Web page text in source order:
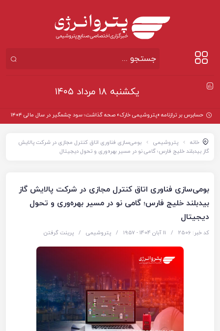
یکشنبه ۱۸ مرداد ۱۴۰۵
حسابرس بر ترازنامه «پتروشیمی خارک» صحه گذاشت؛ سود چشمگیر در سال مالی ۱۴۰۴
خانه پتروشیمی
بومی‌سازی فناوری اتاق کنترل مجازی در شرکت پالایش
گاز بیدبلند خلیج فارس؛ گامی نو در مسیر بهره‌وری و تحول دیجیتال
بومی‌سازی فناوری اتاق کنترل مجازی در شرکت پالایش گاز
بیدبلند خلیج فارس؛ گامی نو در مسیر بهره‌وری و تحول
دیجیتال
کد خبر: 2506 / 11 آبان 1404 - ۱۹:۵۷ / پتروشیمی / پرینت گرفتن